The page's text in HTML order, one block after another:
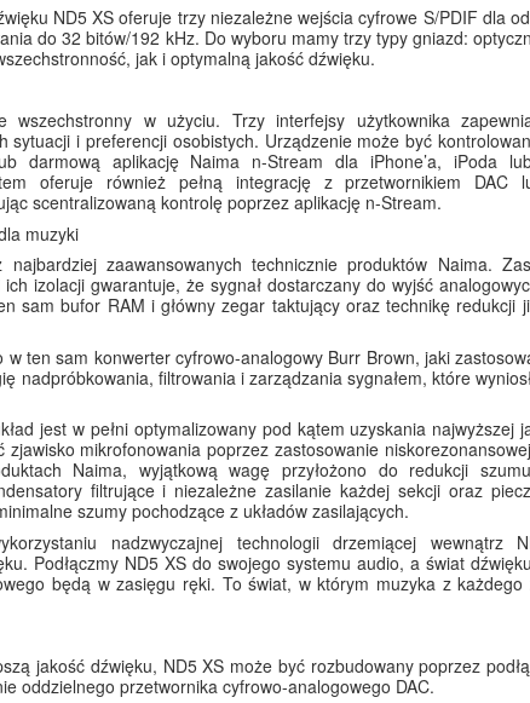
ND5 XS oferuje trzy niezależne wejścia cyfrowe S/PDIF dla
do 32 bitów/192 kHz. Do wyboru mamy trzy typy gniazd:
jak i optymalną jakość dźwięku.
wszechstronny w użyciu. Trzy interfejsy użytkownika
sytuacji i preferencji osobistych. Urządzenie może być
darmową aplikację Naima n-Stream dla iPhone’a, iPoda
oferuje również pełną integrację z przetwornikiem DAC
scentralizowaną kontrolę poprzez aplikację n-Stream.
muzyki
zaawansowanych technicznie produktów Naima.
izolacji gwarantuje, że sygnał dostarczany do wyjść
sam bufor RAM i główny zegar taktujący oraz technikę redukcji
w ten sam konwerter cyfrowo-analogowy Burr Brown, jaki
nadpróbkowania, filtrowania i zarządzania sygnałem, które
jest w pełni optymalizowany pod kątem uzyskania
zjawisko mikrofonowania poprzez zastosowanie
Naima, wyjątkową wagę przyłożono do redukcji
filtrujące i niezależne zasilanie każdej sekcji oraz
szumy pochodzące z układów zasilających.
nadzwyczajnej technologii drzemiącej wewnątrz
Podłączmy ND5 XS do swojego systemu audio, a świat
będą w zasięgu ręki. To świat, w którym muzyka z każdego
jakość dźwięku, ND5 XS może być rozbudowany poprzez
oddzielnego przetwornika cyfrowo-analogowego DAC.